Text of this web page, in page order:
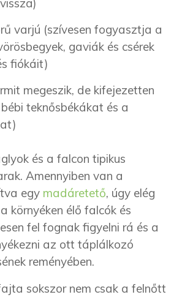
varjú (szívesen fogyasztja a
gaviák és csérek
fiókáit)
megeszik, de kifejezetten
teknősbékákat és a
és a falcon tipikus
Amennyiben van a
egy madáretető, úgy elég
környéken élő falcók és
fel fognak figyelni rá és a
az ott táplálkozó
reményében.
sokszor nem csak a felnőtt